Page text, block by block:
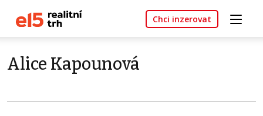
Chci inzerovat
Alice Kapounová